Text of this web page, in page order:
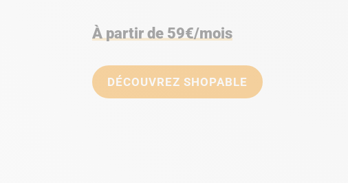
À partir de 59€/mois
DÉCOUVREZ SHOPABLE